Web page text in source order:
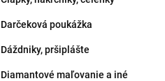
Darčeková poukážka
Dáždniky, pršiplášte
Diamantové maľovanie a iné